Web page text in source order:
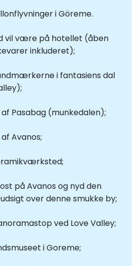
i Göreme.
vil være på hotellet (åben
inkluderet);
i fantasiens dal
Pasabag (munkedalen);
Avanos;
på Avanos og nyd den
over denne smukke by;
ved Love Valley;
i Goreme;